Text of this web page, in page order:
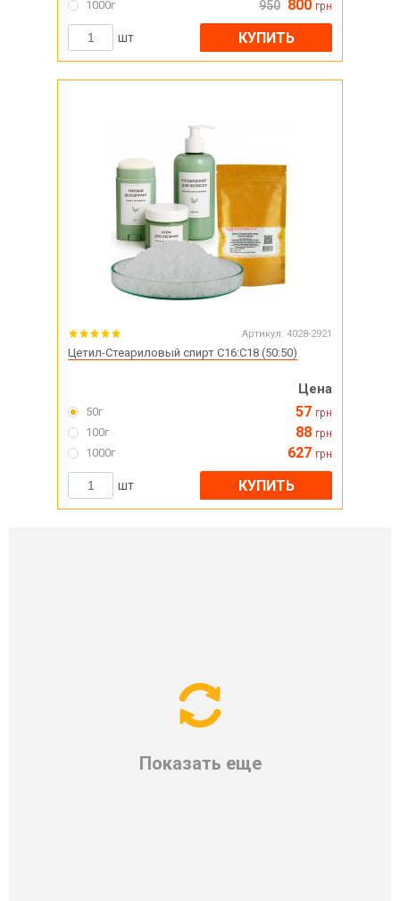
1000г 950 800 грн
шт КУПИТЬ
Артикул: 4028-2921
Цетил-Стеариловый спирт С16:С18 (50:50)
Цена
50г 57 грн
100г 88 грн
1000г 627 грн
шт КУПИТЬ
Показать еще